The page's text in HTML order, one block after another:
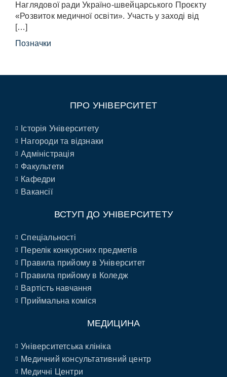
Наглядової ради Україно-швейцарського Проєкту
«Розвиток медичної освіти». Участь у заході від
[…]
Позначки
ПРО УНІВЕРСИТЕТ
Історія Університету
Нагороди та відзнаки
Адміністрація
Факультети
Кафедри
Вакансії
ВСТУП ДО УНІВЕРСИТЕТУ
Спеціальності
Перелік конкурсних предметів
Правила прийому в Університет
Правила прийому в Коледж
Вартість навчання
Приймальна коміся
МЕДИЦИНА
Університетська клініка
Медичний консультативний центр
Медичні Центри